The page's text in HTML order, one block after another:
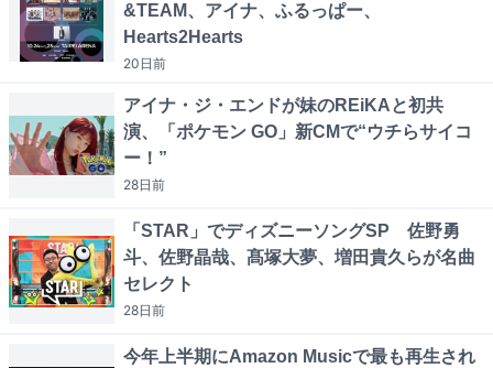
&TEAM、アイナ、ふるっぱー、
Hearts2Hearts
20日前
アイナ・ジ・エンドが妹のREiKAと初共
演、「ポケモン GO」新CMで“ウチらサイコ
ー！”
28日前
「STAR」でディズニーソングSP 佐野勇
斗、佐野晶哉、髙塚大夢、増田貴久らが名曲
セレクト
28日前
今年上半期にAmazon Musicで最も再生され